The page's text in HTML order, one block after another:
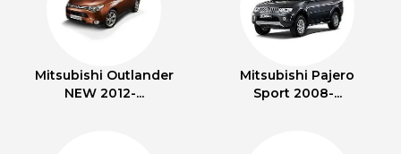
Mitsubishi Outlander
NEW 2012-...
Mitsubishi Pajero
Sport 2008-...